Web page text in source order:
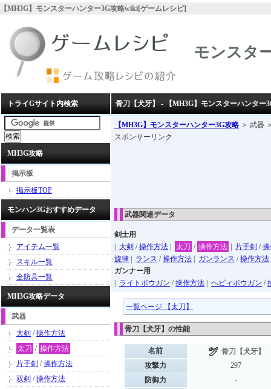
【MH3G】モンスターハンター3G攻略wiki[ゲームレシピ]
モンスタ
骨刀【犬牙】 - 【MH3G】モンスターハンター
【MH3G】モンスターハンター3G攻略 ＞ 武器
スポンサーリンク
武器関連データ
剣士用
大剣 /操作方法 太刀 / 操作方法 片手剣 /
旋律
ランス /操作方法 ガンランス /操作方法
ガンナー用
ライトボウガン /操作方法 ヘビィボウガン /
一覧ページ 【太刀】
骨刀【犬牙】の性能
名前
骨刀【犬牙】
攻撃力
297
防御力
-
トライGサイト内検索
MH3G攻略
掲示板
掲示板TOP
モンハン3Gおすすめデータ
データ一覧表
アイテム一覧
スキル一覧
全防具一覧
MH3G攻略データ
武器
大剣 /操作方法
太刀 / 操作方法
片手剣 /操作方法
双剣 /操作方法